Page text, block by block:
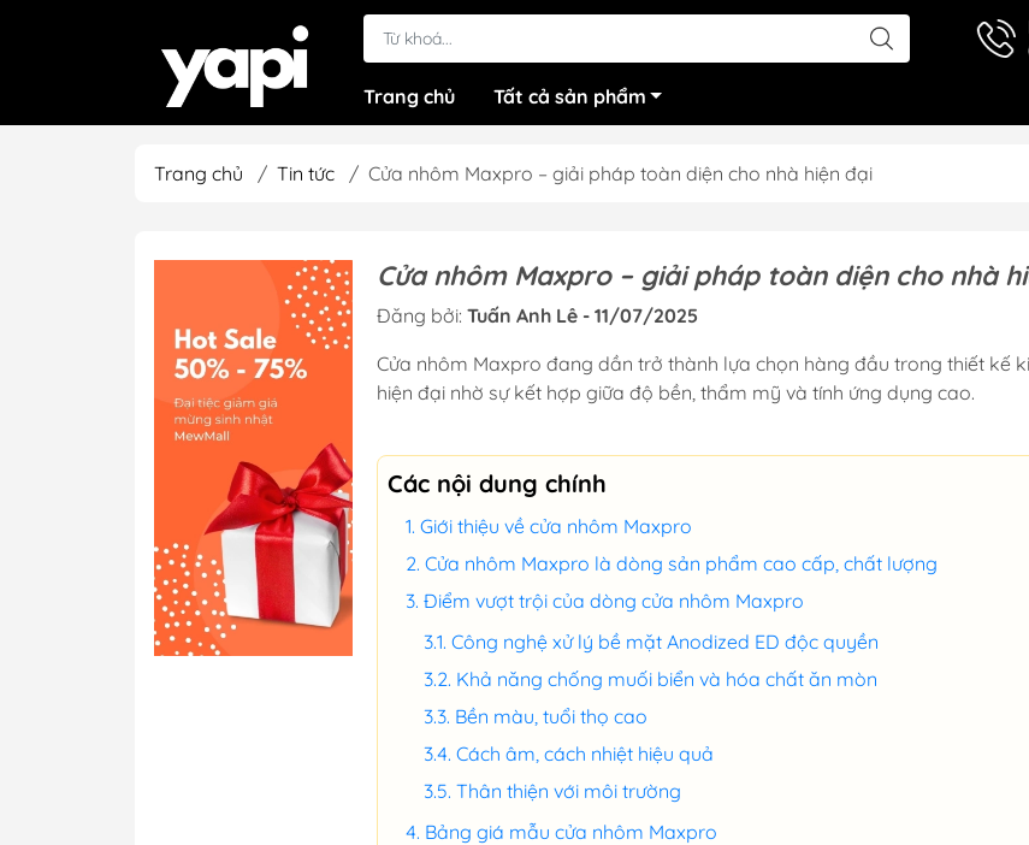
Trang chủ
Tất cả sản phẩm
Trang chủ / Tin tức / Cửa nhôm Maxpro – giải pháp toàn diện cho nhà hiện đại
Cửa nhôm Maxpro – giải pháp toàn diện cho nhà
Đăng bởi: Tuấn Anh Lê - 11/07/2025
Cửa nhôm Maxpro đang dần trở thành lựa chọn hàng đầu trong thiết kế
hiện đại nhờ sự kết hợp giữa độ bền, thẩm mỹ và tính ứng dụng cao.
Các nội dung chính
Giới thiệu về cửa nhôm Maxpro
Cửa nhôm Maxpro là dòng sản phẩm cao cấp, chất lượng
Điểm vượt trội của dòng cửa nhôm Maxpro
Công nghệ xử lý bề mặt Anodized ED độc quyền
Khả năng chống muối biển và hóa chất ăn mòn
Bền màu, tuổi thọ cao
Cách âm, cách nhiệt hiệu quả
Thân thiện với môi trường
Bảng giá mẫu cửa nhôm Maxpro